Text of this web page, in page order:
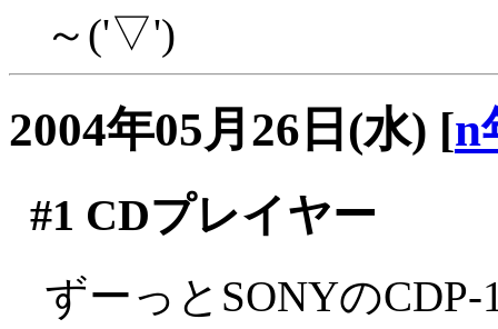
～('▽')
2004年05月26日(水) [n
#1 CDプレイヤー
ずーっとSONYの